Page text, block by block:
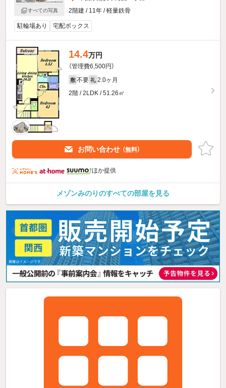
すべての写真
2階建 / 11年 / 軽量鉄骨
駐輪場あり 宅配ボックス
14.4万円
（管理費6,500円）
敷 不要 礼 2.0ヶ月
2階 / 2LDK / 51.26㎡
お問い合わせ （無料）
ほか提供
メゾンみのりのすべての部屋を見る